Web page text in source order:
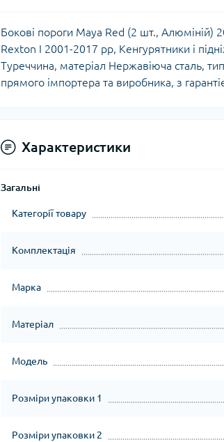
Бокові пороги Maya Red (2 шт., Алюміній)
Rexton I 2001-2017 рр, Кенгурятники і
Туреччина, матеріал Нержавіюча сталь, тип
прямого імпортера та виробника, з
Характеристики
Загальні
Категорії товару
Комплектація
Марка
Матеріал
Модель
Розміри упаковки 1
Розміри упаковки 2